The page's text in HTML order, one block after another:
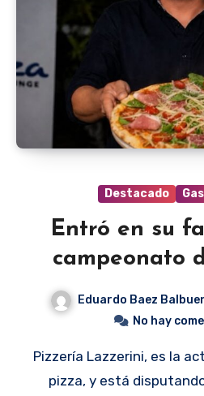
Destacado
Entró en su
campeonato
Eduardo Baez
No hay
Pizzería Lazzerini, es la actual campeona de la
pizza, y está